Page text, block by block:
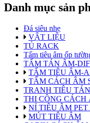
Danh mục sản
Đá siêu nhẹ
VẬT LIỆU
TỦ RACK
Tấm tiêu âm ốp
TẤM TÁN ÂM-
TẤM TIÊU ÂM-
TẤM CÁCH ÂM
TRANH TIÊU
THI CÔNG CÁCH
NỈ TIÊU ÂM PET
MÚT TIÊU ÂM